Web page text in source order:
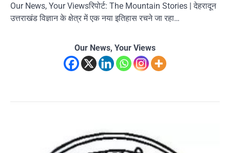
Our News, Your Viewsरिपोर्ट: The Mountain Stories | देहरादून
उत्तराखंड विज्ञान के क्षेत्र में एक नया इतिहास रचने जा रहा…
Our News, Your Views